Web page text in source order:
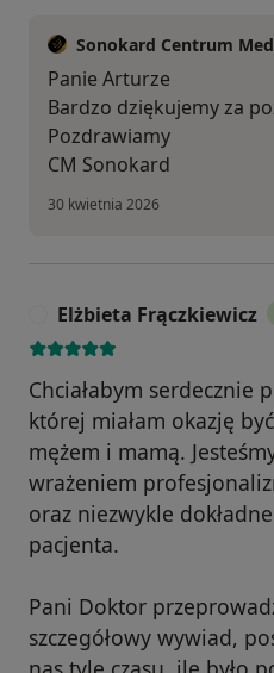
Sonokard Centrum
Panie Arturze
Bardzo dziękujemy za
Pozdrawiamy
CM Sonokard
30 kwietnia 2026
Elżbieta Frączkiewicz
Chciałabym serdecznie
której miałam okazję
mężem i mamą.
wrażeniem
oraz niezwykle
pacjenta.
Pani Doktor
szczegółowy wywiad,